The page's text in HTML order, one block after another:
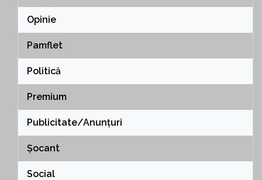
Opinie
Pamflet
Politică
Premium
Publicitate/Anunțuri
Șocant
Social